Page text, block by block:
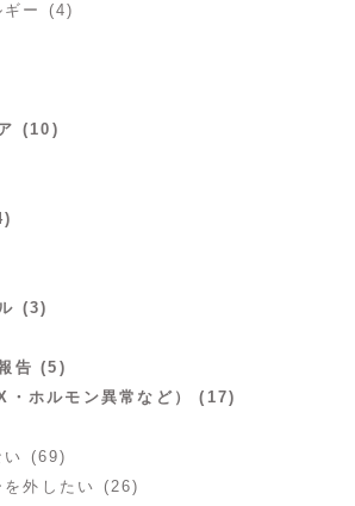
ギー (4)
(10)
(3)
告 (5)
・ホルモン異常など） (17)
い (69)
を外したい (26)